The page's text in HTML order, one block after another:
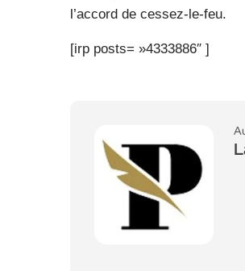
l’accord de cessez-le-feu.
[irp posts= »4333886″ ]